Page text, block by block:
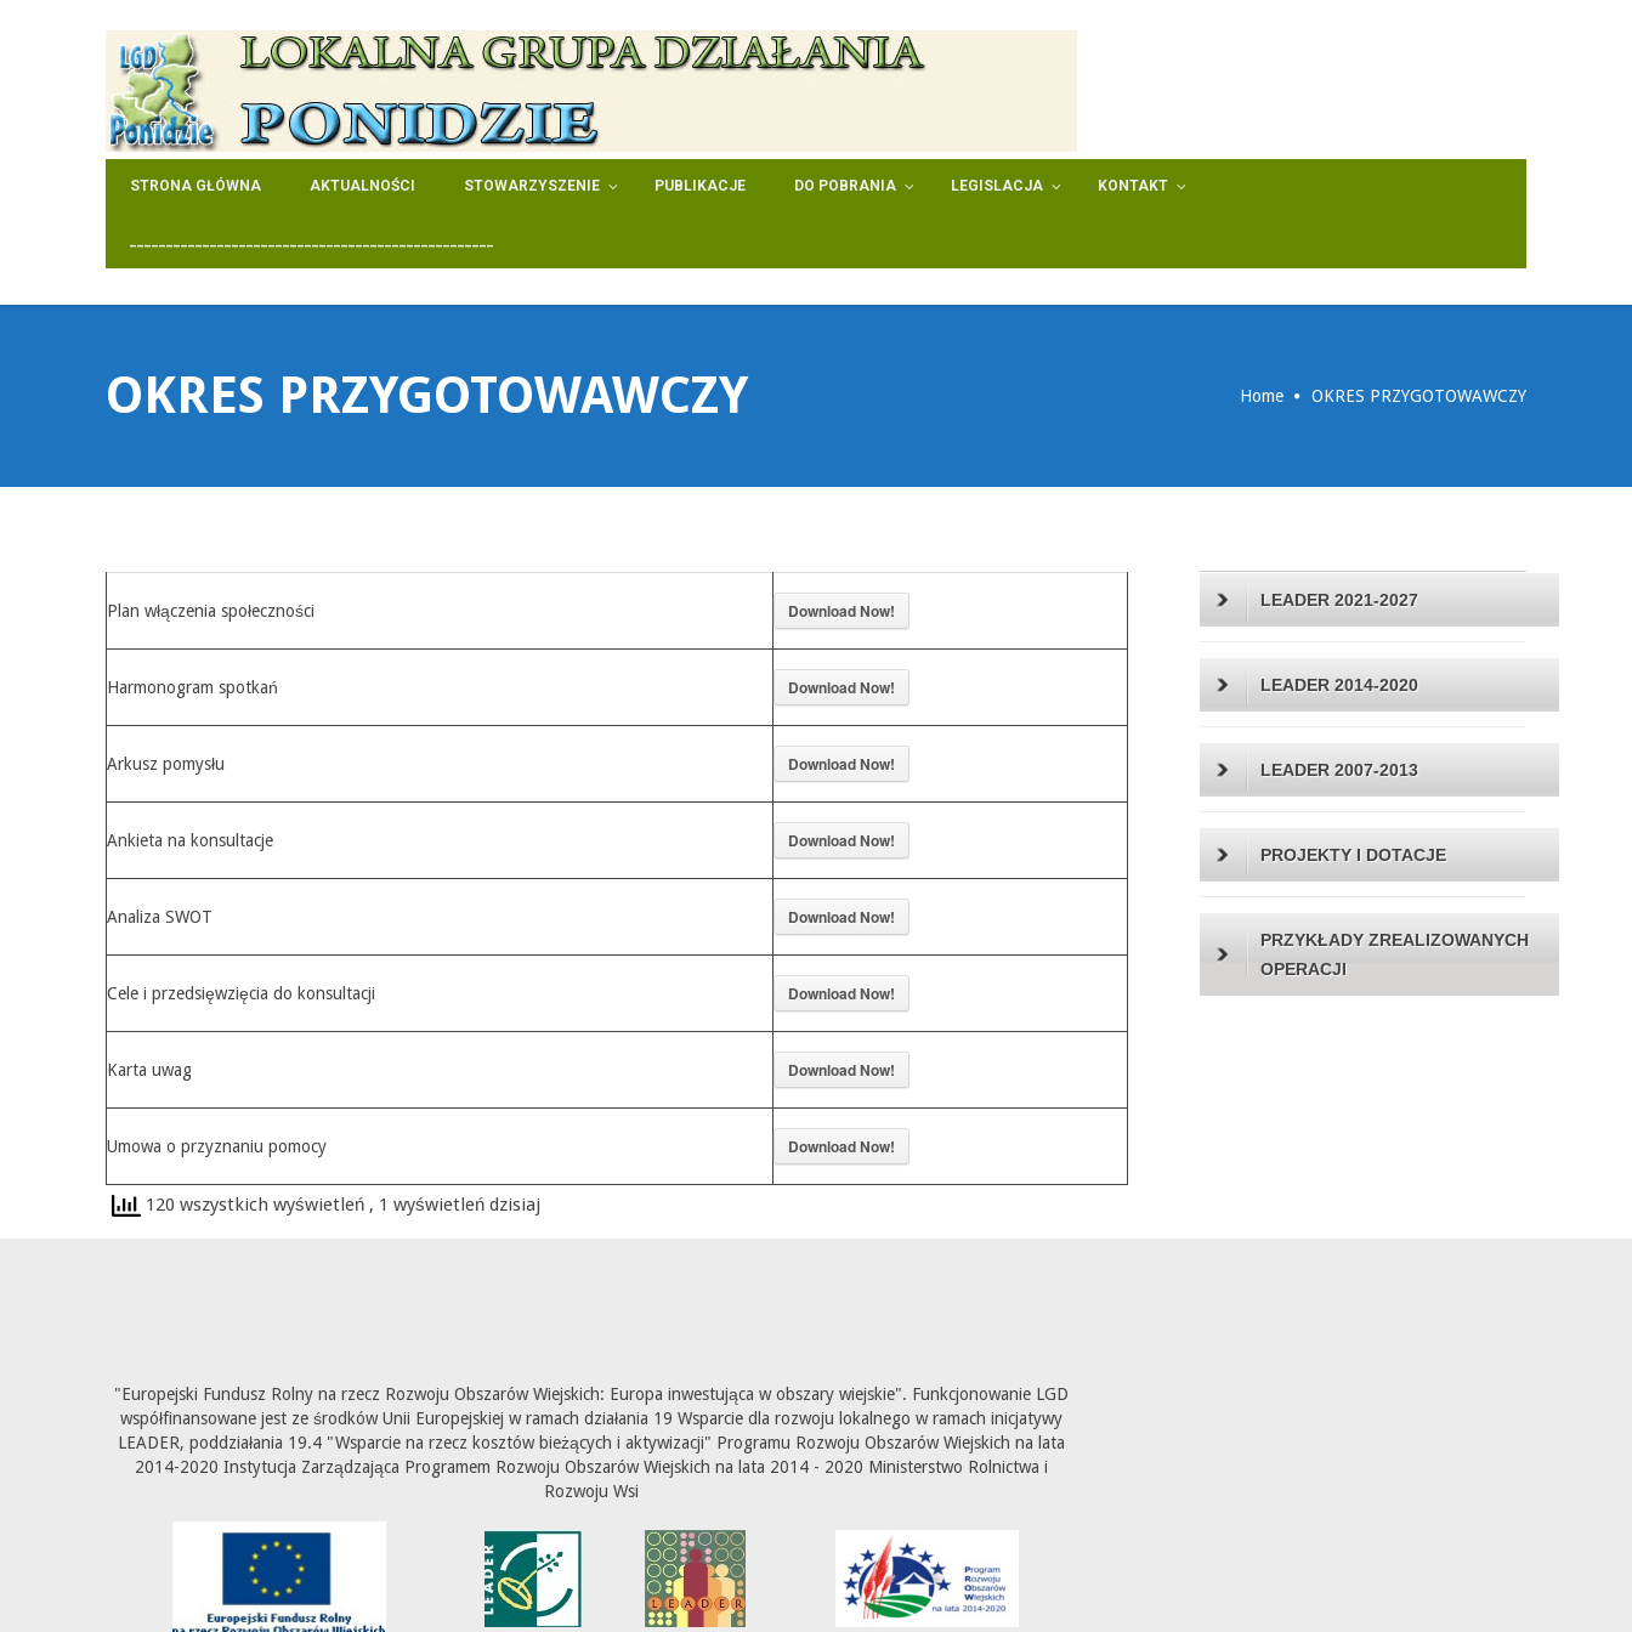
STRONA GŁÓWNA AKTUALNOŚCI STOWARZYSZENIE PUBLIKACJE DO POBRANIA LEGISLACJA KONTAKT
__________________________________________________
OKRES PRZYGOTOWAWCZY Home OKRES PRZYGOTOWAWCZY
Plan włączenia społeczności Download Now!
Harmonogram spotkań Download Now!
Arkusz pomysłu Download Now!
Ankieta na konsultacje Download Now!
Analiza SWOT Download Now!
Cele i przedsięwzięcia do konsultacji Download Now!
Karta uwag Download Now!
Umowa o przyznaniu pomocy Download Now!
120 wszystkich wyświetleń , 1 wyświetleń dzisiaj
LEADER 2021-2027
LEADER 2014-2020
LEADER 2007-2013
PROJEKTY I DOTACJE
PRZYKŁADY ZREALIZOWANYCH
OPERACJI
"Europejski Fundusz Rolny na rzecz Rozwoju Obszarów Wiejskich: Europa inwestująca w obszary wiejskie". Funkcjonowanie LGD
współfinansowane jest ze środków Unii Europejskiej w ramach działania 19 Wsparcie dla rozwoju lokalnego w ramach inicjatywy
LEADER, poddziałania 19.4 "Wsparcie na rzecz kosztów bieżących i aktywizacji" Programu Rozwoju Obszarów Wiejskich na lata
2014-2020 Instytucja Zarządzająca Programem Rozwoju Obszarów Wiejskich na lata 2014 - 2020 Ministerstwo Rolnictwa i
Rozwoju Wsi